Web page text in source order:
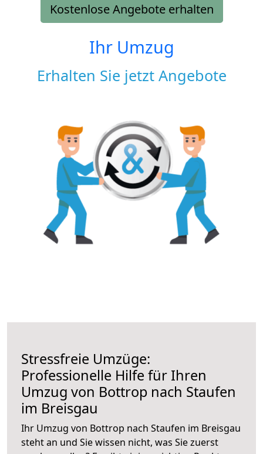
Kostenlose Angebote erhalten
Ihr Umzug
Erhalten Sie jetzt Angebote
Stressfreie Umzüge:
Professionelle Hilfe für Ihren
Umzug von Bottrop nach Staufen
im Breisgau
Ihr Umzug von Bottrop nach Staufen im Breisgau
steht an und Sie wissen nicht, was Sie zuerst